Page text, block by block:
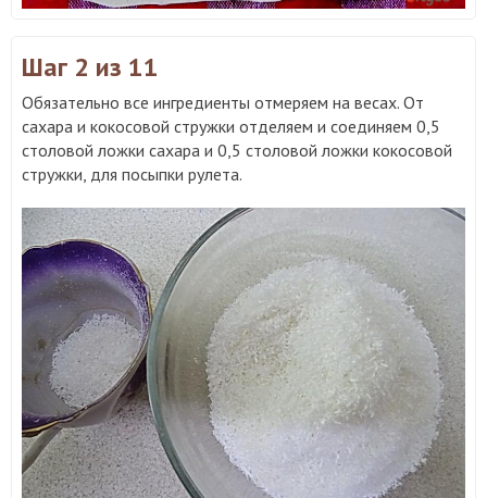
Шаг 2 из 11
Обязательно все ингредиенты отмеряем на весах. От
сахара и кокосовой стружки отделяем и соединяем 0,5
столовой ложки сахара и 0,5 столовой ложки кокосовой
стружки, для посыпки рулета.